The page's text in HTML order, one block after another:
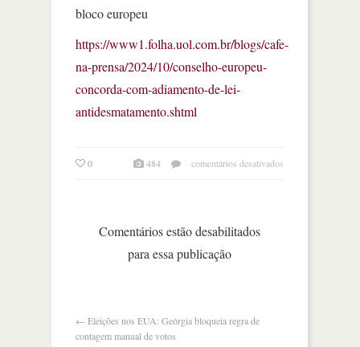
bloco europeu
https://www1.folha.uol.com.br/blogs/cafe-
na-prensa/2024/10/conselho-europeu-
concorda-com-adiamento-de-lei-
antidesmatamento.shtml
0 484 comentários desativados
Comentários estão desabilitados
para essa publicação
← Eleições nos EUA: Geórgia bloqueia regra de
contagem manual de votos